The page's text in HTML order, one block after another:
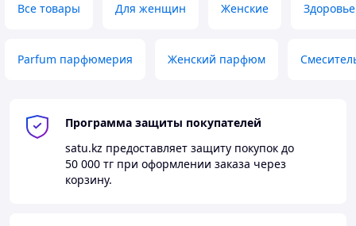
Все товары Для женщин Женские Здоровье
Parfum парфюмерия Женский парфюм
Программа защиты покупателей
satu.kz предоставляет защиту покупок до
50 000 тг при оформлении заказа через
корзину.